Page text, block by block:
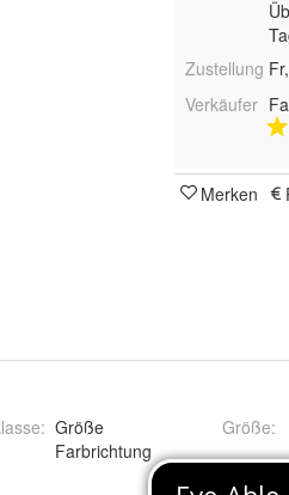
Zustellung
Verkäufer
Merken
: Größe
Farbrichtung
Größe: